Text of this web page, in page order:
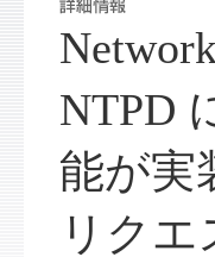
NTPD
能が実
リク